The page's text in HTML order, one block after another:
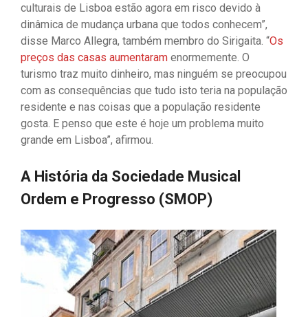
culturais de Lisboa estão agora em risco devido à
dinâmica de mudança urbana que todos conhecem”,
disse Marco Allegra, também membro do Sirigaita. “Os
preços das casas aumentaram enormemente. O
turismo traz muito dinheiro, mas ninguém se preocupou
com as consequências que tudo isto teria na população
residente e nas coisas que a população residente
gosta. E penso que este é hoje um problema muito
grande em Lisboa”, afirmou.
A História da Sociedade Musical
Ordem e Progresso (SMOP)